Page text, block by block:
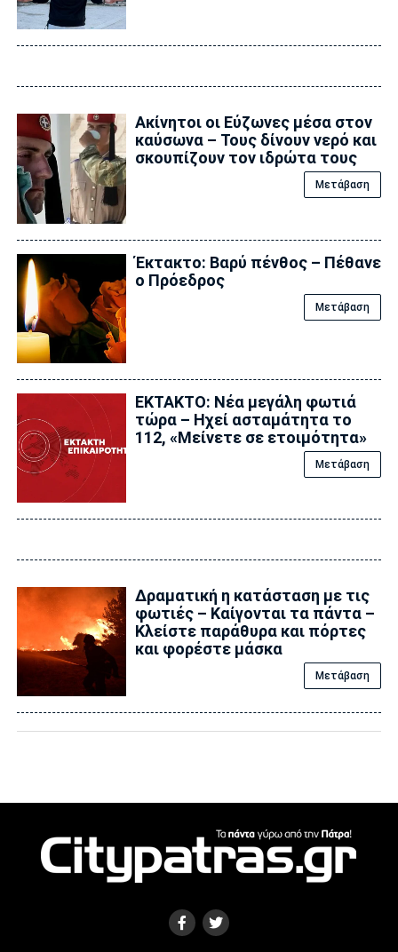
Ακίνητοι οι Εύζωνες μέσα στον
καύσωνα – Τους δίνουν νερό και
σκουπίζουν τον ιδρώτα τους
Μετάβαση
Έκτακτο: Βαρύ πένθος – Πέθανε
ο Πρόεδρος
Μετάβαση
EKTAKTO: Νέα μεγάλη φωτιά
τώρα – Ηχεί ασταμάτητα το
112, «Μείνετε σε ετοιμότητα»
Μετάβαση
Δραματική η κατάσταση με τις
φωτιές – Καίγονται τα πάντα –
Κλείστε παράθυρα και πόρτες
και φορέστε μάσκα
Μετάβαση